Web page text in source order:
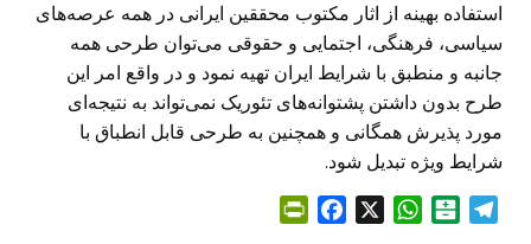
استفاده بهینه از اثار مکتوب محققین ایرانی در همه عرصه‌های
سیاسی، فرهنگی، اجتمایی و حقوقی می‌توان طرحی همه
جانبه و منطبق با شرایط ایران تهیه نمود و در واقع امر این
طرح بدون داشتن پشتوانه‌های تئوریک نمی‌تواند به نتیجه‌ای
مورد پذیرش همگانی و همچنین به طرحی قابل انطباق با
شرایط ویژه تبدیل شود.
W